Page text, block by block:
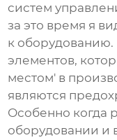
систем
за это время я
к
элементов,
местом' в
являются
Особенно когда
оборудовании и